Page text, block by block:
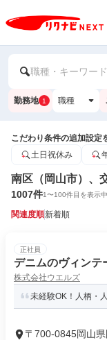
職種・キーワー
勤務地 1 職種
こだわり条件の追加設定
土日祝休み
南区（岡山市）、
1007件1〜100件目を表示中
関連度順新着順
正社員
デニムのヴィンテ
株式会社ウエルズ
未経験OK！人柄・
〒700-0845岡山